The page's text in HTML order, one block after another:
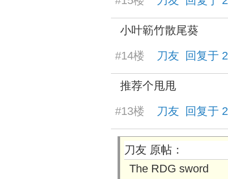
小叶簕竹散尾葵
#14楼 刀友 回复于
推荐个甩甩
#13楼 刀友 回复于
刀友 原帖：
The RDG sword